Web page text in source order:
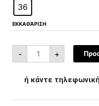
36
ΕΚΚΑΘΆΡΙΣΗ
- +
ή κάντε